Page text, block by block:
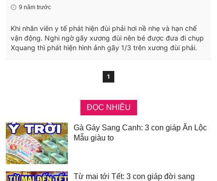
9 năm trước
Khi nhân viên y tế phát hiện đùi phải hơi nề nhẹ và hạn chế
vận động. Nghi ngờ gãy xương đùi nên bé được đưa đi chụp
Xquang thì phát hiện hình ảnh gãy 1/3 trên xương đùi phải.
1
ĐỌC NHIỀU
Gà Gáy Sang Canh: 3 con giáp Ăn Lộc
Mẫu giàu to
Từ mai tới Tết: 3 con giáp đời sang